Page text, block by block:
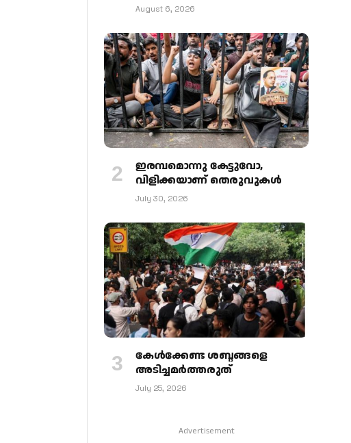
August 6, 2026
ഇരമ്പമൊന്നു കേട്ടുവോ,
വിളിക്കയാണ് തെരുവുകള്‍
July 30, 2026
കേള്‍ക്കേണ്ട ശബ്ദങ്ങളെ
അടിച്ചമര്‍ത്തരുത്
July 25, 2026
Advertisement